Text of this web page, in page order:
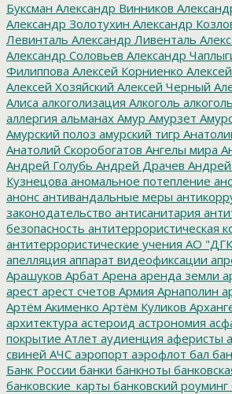
Буксман Александр Винников
Александр Золотухин Александр
Левинталь Александр Ливенталь
Александр Соловьев Александр
Филиппова Алексей Корниенко
Алексей Хозяйский Алексей Черный
Алиса алкоголизация Алкоголь
аллергия альманах Амур Амурзет
Амурский полоз амурский тигр
Анатолий Скоробогатов Ангелы мира
Андрей Голубь Андрей Драчев
Кузнецова аномальное потепление
анонс антивандальные меры
законодательство антисанитария
безопасность антитеррористическая
антитеррористические учения АО
апелляция аппарат видеофиксации
Арашуков Арбат Арена аренда земли
арест арест счетов Армия Арнаполин
Артём Акименко Артём Куликов
архитектура астероид астрономия
покрытие Атлет аудиенция аферисты
свиней АЧС аэропорт аэрофлот бал
Банк России банки банкноты
банковские_карты банковский роуминг